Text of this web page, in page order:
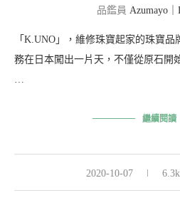
品鑑員 Azumayo
「K.UNO」，維修珠寶起家的珠寶
務在日本闖出一片天，不僅從原石開
繼續閱讀
2020-10-07